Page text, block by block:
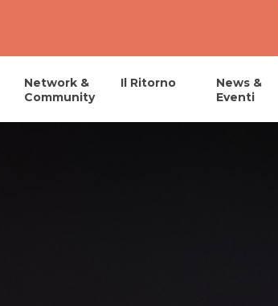
Network &
Community
Il Ritorno
News &
Eventi